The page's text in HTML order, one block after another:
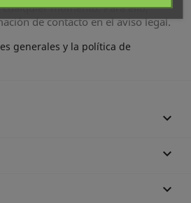
cualquier momento. Para ello,
de contacto en el aviso legal.
generales y la política de


